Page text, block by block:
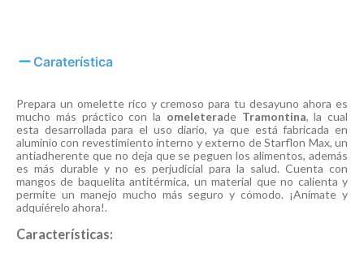
Caraterística
Prepara un omelette rico y cremoso para tu desayuno ahora es
mucho más práctico con la omeleterade Tramontina, la cual
esta desarrollada para el uso diario, ya que está fabricada en
aluminio con revestimiento interno y externo de Starflon Max, un
antiadherente que no deja que se peguen los alimentos, además
es más durable y no es perjudicial para la salud. Cuenta con
mangos de baquelita antitérmica, un material que no calienta y
permite un manejo mucho más seguro y cómodo. ¡Anímate y
adquiérelo ahora!.
Características: